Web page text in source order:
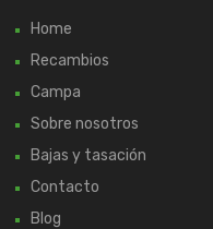
Home
Recambios
Campa
Sobre nosotros
Bajas y tasación
Contacto
Blog